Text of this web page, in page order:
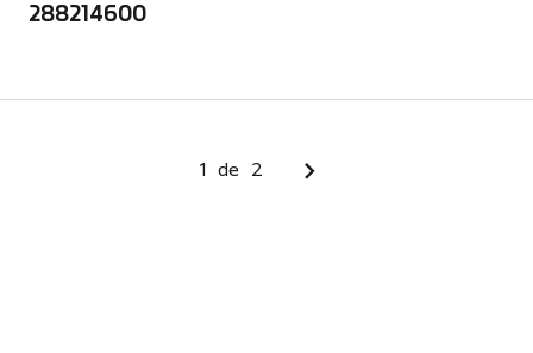
288214600
1 de 2